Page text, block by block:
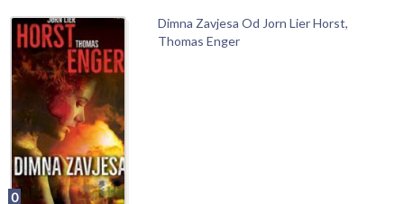
0
Dimna Zavjesa Od Jorn Lier Horst,
Thomas Enger